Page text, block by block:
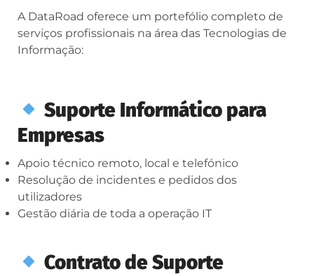
A DataRoad oferece um portefólio completo de
serviços profissionais na área das Tecnologias de
Informação:
Suporte Informático para
Empresas
Apoio técnico remoto, local e telefónico
Resolução de incidentes e pedidos dos
utilizadores
Gestão diária de toda a operação IT
Contrato de Suporte